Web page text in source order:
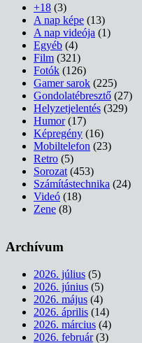
+18 (3)
A nap képe (13)
A nap videója (1)
Egyéb (4)
Film (321)
Fotók (126)
Gamer sarok (225)
Gondolatébresztő (27)
Helyzetjelentés (329)
Humor(17)
Képregény (16)
Mobiltelefon (23)
Retro (5)
Sorozat (453)
Számítástechnika (24)
Videó (18)
Zene (8)
Archívum
2026. július (5)
2026. június (5)
2026. május (4)
2026. április (14)
2026. március (4)
2026. február(3)